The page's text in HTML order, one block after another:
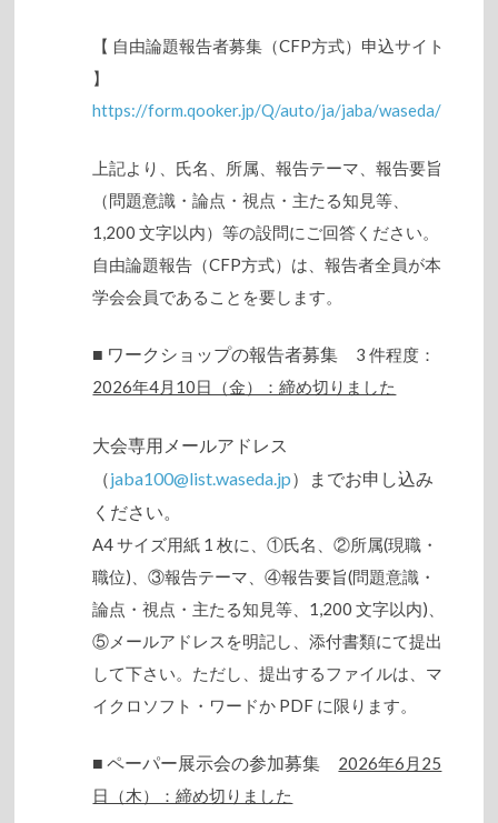
【 自由論題報告者募集（CFP方式）申込サイト
】
https://form.qooker.jp/Q/auto/ja/jaba/waseda/
上記より、氏名、所属、報告テーマ、報告要旨
（問題意識・論点・視点・主たる知見等、
1,200 文字以内）等の設問にご回答ください。
自由論題報告（CFP方式）は、報告者全員が本
学会会員であることを要します。
■ ワークショップの報告者募集 3 件程度：
2026年4月10日（金）：締め切りました
大会専用メールアドレス
（jaba100@list.waseda.jp）までお申し込み
ください。
A4 サイズ用紙 1 枚に、①氏名、②所属(現職・
職位)、③報告テーマ、④報告要旨(問題意識・
論点・視点・主たる知見等、1,200 文字以内)、
⑤メールアドレスを明記し、添付書類にて提出
して下さい。ただし、提出するファイルは、マ
イクロソフト・ワードか PDF に限ります。
■ ペーパー展示会の参加募集 2026年6月25
日（木）：締め切りました